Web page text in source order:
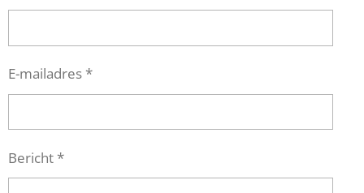
E-mailadres *
Bericht *